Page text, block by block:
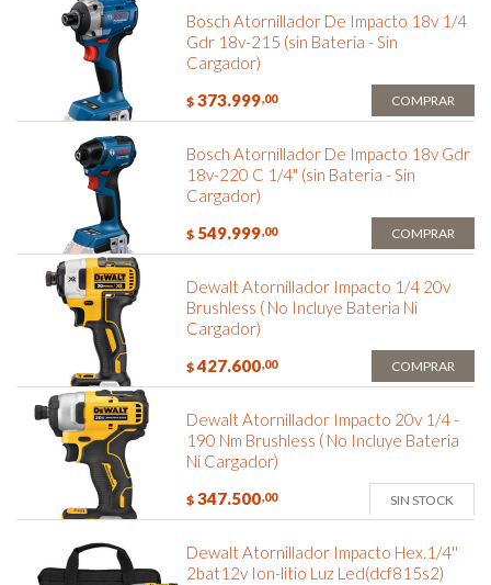
Bosch Atornillador De Impacto 18v 1/4
Gdr 18v-215 (sin Bateria - Sin
Cargador)
$ 373.999,00 COMPRAR
Bosch Atornillador De Impacto 18v Gdr
18v-220 C 1/4" (sin Bateria - Sin
Cargador)
$ 549.999,00 COMPRAR
Dewalt Atornillador Impacto 1/4 20v
Brushless ( No Incluye Bateria Ni
Cargador)
$ 427.600,00 COMPRAR
Dewalt Atornillador Impacto 20v 1/4 -
190 Nm Brushless ( No Incluye Bateria
Ni Cargador)
$ 347.500,00 SIN STOCK
Dewalt Atornillador Impacto Hex.1/4''
2bat12v Ion-litio Luz Led(dcf815s2)